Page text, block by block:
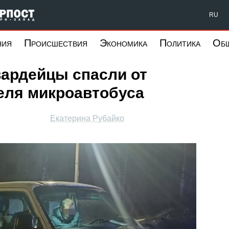
Форпост Северо-Запад RU
Происшествия Экономика Политика
спасли от
микроавтобуса
Екатерина Рубайко